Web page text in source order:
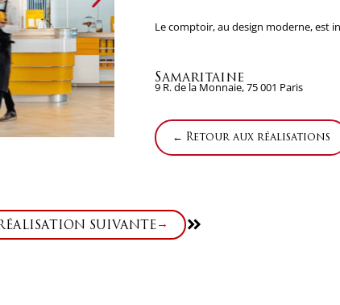
Le comptoir, au design moderne, est
Samaritaine
9 R. de la Monnaie, 75 001 Paris
← Retour aux réalisations
SUIVANTE Suivant